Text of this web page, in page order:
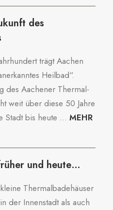
des
trägt Aachen
Heilbad“.
des Aachener Thermal-
weit über diese 50 Jahre
Stadt bis heute ... MEHR
und heute…
Thermalbadehäuser
der Innenstadt als auch